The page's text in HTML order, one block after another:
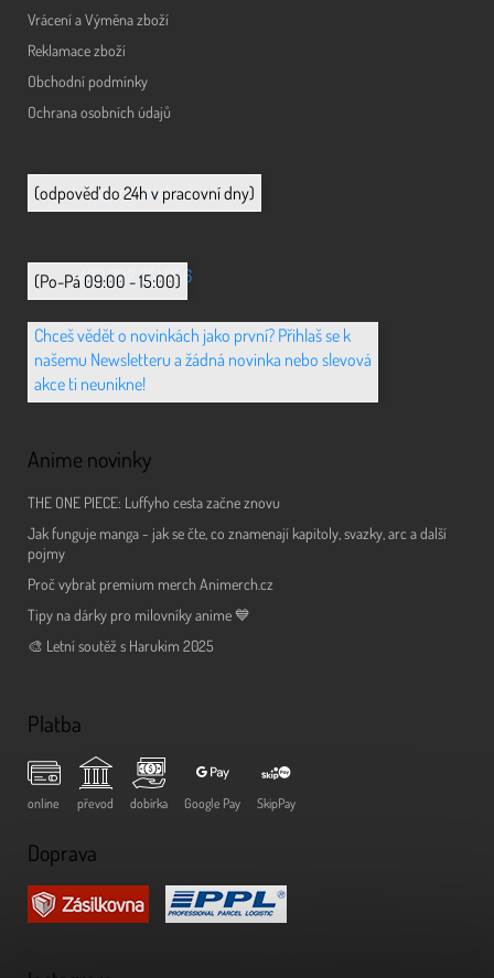
Vrácení a Výměna zboží
Reklamace zboží
Obchodní podmínky
Ochrana osobních údajů
info@animerch.cz
(odpověď do 24h v pracovní dny)
+420 702 851 036
(Po-Pá 09:00 - 15:00)
Chceš vědět o novinkách jako první? Přihlaš se k
našemu Newsletteru a žádná novinka nebo slevová
akce ti neunikne!
Anime novinky
THE ONE PIECE: Luffyho cesta začne znovu
Jak funguje manga - jak se čte, co znamenají kapitoly, svazky, arc a další
pojmy
Proč vybrat premium merch Animerch.cz
Tipy na dárky pro milovníky anime 💙
🎨 Letní soutěž s Harukim 2025
Platba
online převod dobírka Google Pay SkipPay
Doprava